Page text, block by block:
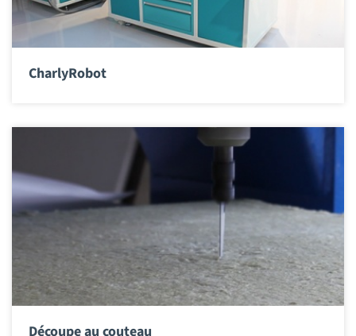
CharlyRobot
Découpe au couteau